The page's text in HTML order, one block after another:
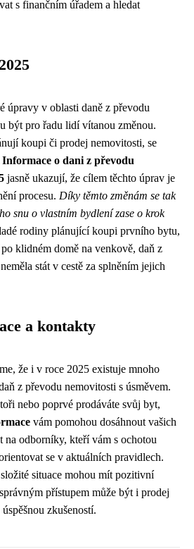
s finančním úřadem a hledat
úpravy v oblasti daně z převodu
být pro řadu lidí vítanou změnou.
koupi či prodej nemovitosti, se
Informace o dani z převodu
jasně ukazují, že cílem těchto úprav je
procesu. Díky těmto změnám se tak
snu o vlastním bydlení zase o krok
rodiny plánující koupi prvního bytu,
klidném domě na venkově, daň z
stát v cestě za splněním jejich
a kontakty
že i v roce 2025 existuje mnoho
z převodu nemovitosti s úsměvem.
nebo poprvé prodáváte svůj byt,
vám pomohou dosáhnout vašich
na odborníky, kteří vám s ochotou
se v aktuálních pravidlech.
situace mohou mít pozitivní
přístupem může být i prodej
zkušeností.